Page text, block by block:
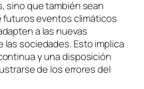
sino que también sean
eventos climáticos
a las nuevas
las sociedades. Esto implica
y una disposición
de los errores del